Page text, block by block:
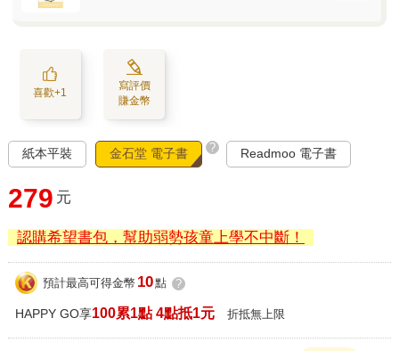
喜歡+1
寫評價
賺金幣
紙本平裝 金石堂 電子書 ? Readmoo 電子書
279 元
認購希望書包，幫助弱勢孩童上學不中斷！
預計最高可得金幣 10點 ?
HAPPY GO享100累1點 4點抵1元 折抵無上限